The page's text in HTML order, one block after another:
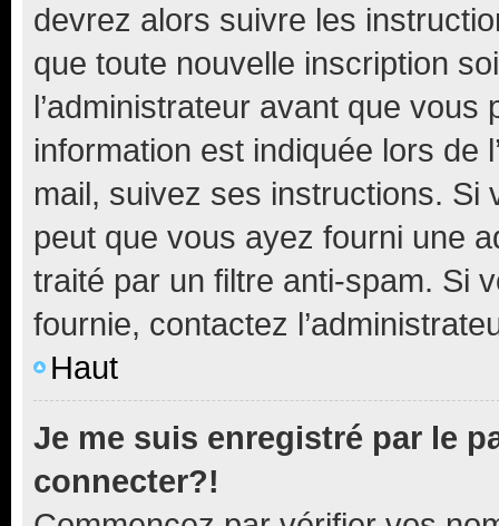
devrez alors suivre les
que toute nouvelle inscription
l’administrateur avant que
information est indiquée lors de
mail, suivez ses instructions. Si
peut que vous ayez fourni une
traité par un filtre anti-spam. Si
fournie, contactez
Haut
Je me suis enregistré par le
connecter?!